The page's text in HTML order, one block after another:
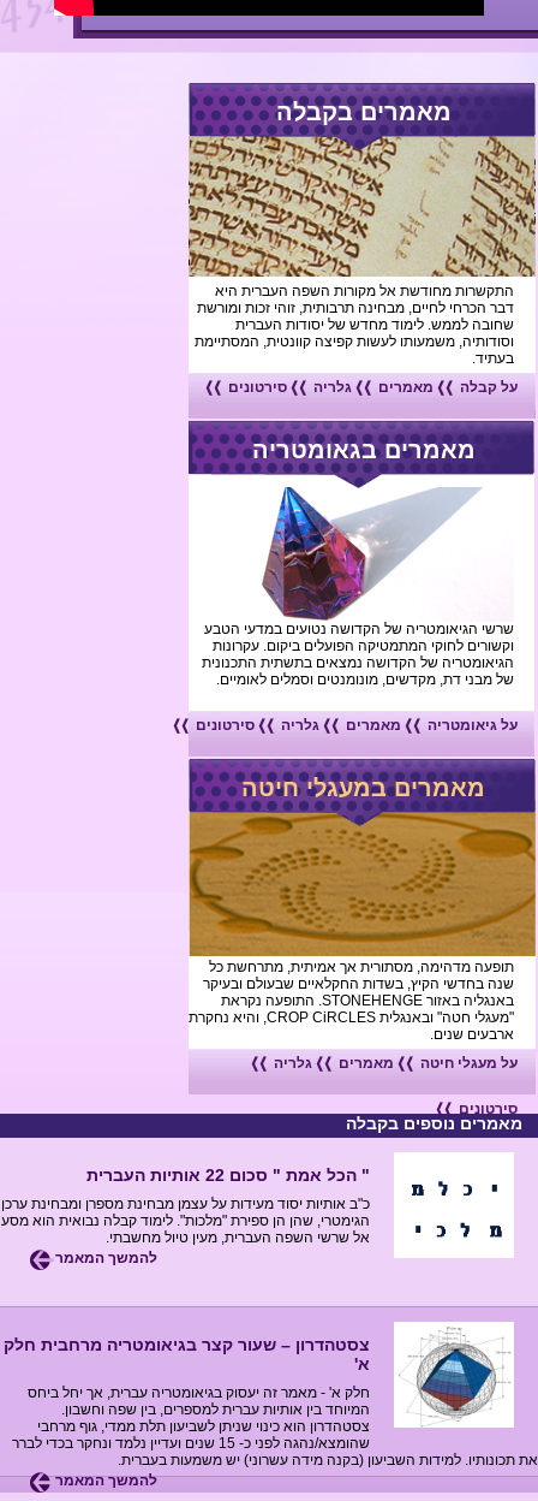
מאמרים בקבלה
מחודשת אל מקורות השפה העברית היא
לחיים, מבחינה תרבותית, זוהי זכות ומורשת
לממש. לימוד מחדש של יסודות העברית
משמעותו לעשות קפיצה קוונטית, המסתיימת
מאמרים גלריה סירטונים
מאמרים בגאומטריה
הגיאומטריה של הקדושה נטועים במדעי הטבע
לחוקי המתמטיקה הפועלים ביקום. עקרונות
של הקדושה נמצאים בתשתית התכנונית
דת, מקדשים, מונומנטים וסמלים לאומיים.
מאמרים גלריה סירטונים
מאמרים במעגלי חיטה
מדהימה, מסתורית אך אמיתית, מתרחשת כל
בחדשי הקיץ, בשדות החקלאיים שבעולם ובעיקר
באנגליה באזור STONEHENGE. התופעה נקראת
"מעגלי חטה" ובאנגלית CROP CiRCLES, והיא נחקרת
שנים.
חיטה
מאמרים גלריה
נוספים בקבלה
" הכל אמת " סכום 22 אותיות העברית
כ"ב אותיות יסוד מעידות על עצמן מבחינת מספרן ומבחינת ערכן
הגימטרי, שהן הן ספירת "מלכות". לימוד קבלה נבואית הוא מסע
אל שרשי השפה העברית, מעין טיול מחשבתי.
להמשך המאמר
צסטהדרון – שעור קצר בגיאומטריה מרחבית חלק
א'
חלק א' - מאמר זה יעסוק בגיאומטריה עברית, אך יחל ביחס
המיוחד בין אותיות עברית למספרים, בין שפה וחשבון.
צסטהדרון הוא כינוי שניתן לשביעון תלת ממדי, גוף מרחבי
שהומצא/נהגה לפני כ- 15 שנים ועדיין נלמד ונחקר בכדי לברר
למידות השביעון (בקנה מידה עשרוני) יש משמעות בעברית.
להמשך המאמר